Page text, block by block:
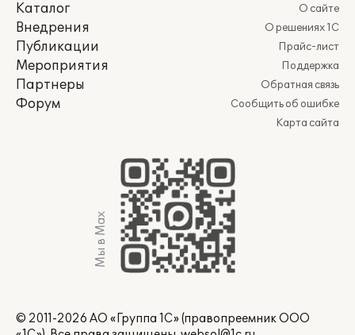
Каталог
Внедрения
Публикации
Мероприятия
Партнеры
Форум
О сайте
О решениях 1С
Прайс-лист
Поддержка
Обратная связь
Сообщить об ошибке
Карта сайта
Мы в Max
© 2011-2026 АО «Группа 1С» (правопреемник ООО